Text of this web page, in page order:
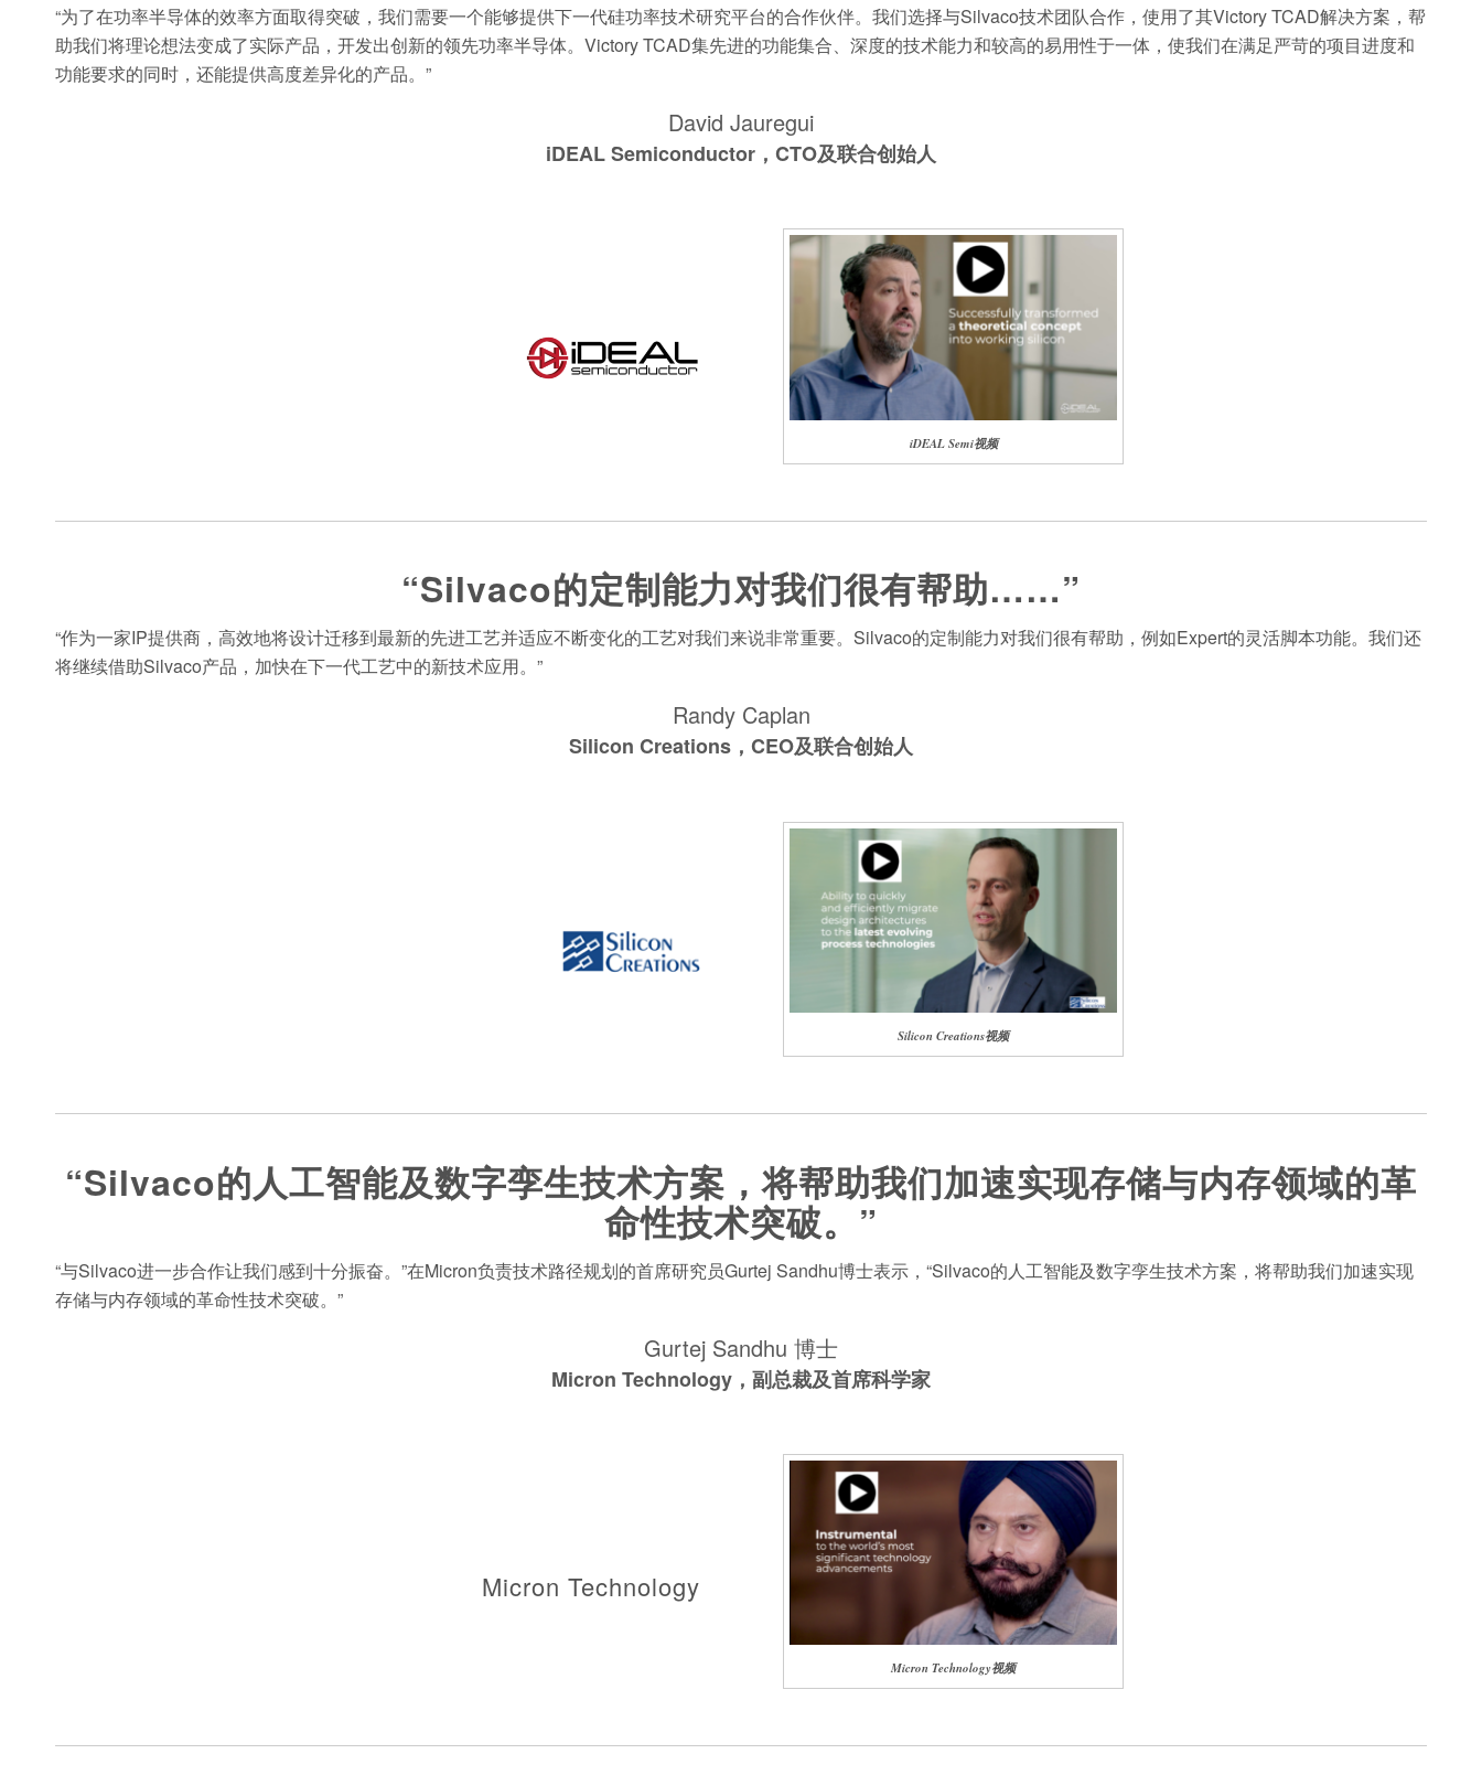
“为了在功率半导体的效率方面取得突破，我们需要一个能够提供下一代硅功率技术研究平台的合作伙伴。我们选择与Silvaco技术团队合作，使用了其Victory TCAD解决方案，帮
助我们将理论想法变成了实际产品，开发出创新的领先功率半导体。Victory TCAD集先进的功能集合、深度的技术能力和较高的易用性于一体，使我们在满足严苛的项目进度和
功能要求的同时，还能提供高度差异化的产品。”
David Jauregui
iDEAL Semiconductor，CTO及联合创始人
iDEAL Semi视频
“Silvaco的定制能力对我们很有帮助……”
“作为一家IP提供商，高效地将设计迁移到最新的先进工艺并适应不断变化的工艺对我们来说非常重要。Silvaco的定制能力对我们很有帮助，例如Expert的灵活脚本功能。我们还
将继续借助Silvaco产品，加快在下一代工艺中的新技术应用。”
Randy Caplan
Silicon Creations，CEO及联合创始人
Silicon Creations视频
“Silvaco的人工智能及数字孪生技术方案，将帮助我们加速实现存储与内存领域的革
命性技术突破。”
“与Silvaco进一步合作让我们感到十分振奋。”在Micron负责技术路径规划的首席研究员Gurtej Sandhu博士表示，“Silvaco的人工智能及数字孪生技术方案，将帮助我们加速实现
存储与内存领域的革命性技术突破。”
Gurtej Sandhu 博士
Micron Technology，副总裁及首席科学家
Micron Technology
Micron Technology视频